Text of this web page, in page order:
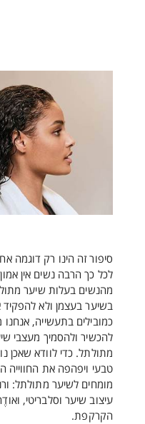
סיפור זה הינו רק דוגמה
מהנשים בעלות שיער
בשיער בעצמן ולא
כמובילים בתעשייה, אנחנו
להכשיר ולהסמיך מעצבי
מתולתל. כדי לוודא שאכן
טבעי ויפהפה את החווייה
מומחים לשיער מתולתל:
עיצוב שיער וסלבריטי,
הקרקפת.